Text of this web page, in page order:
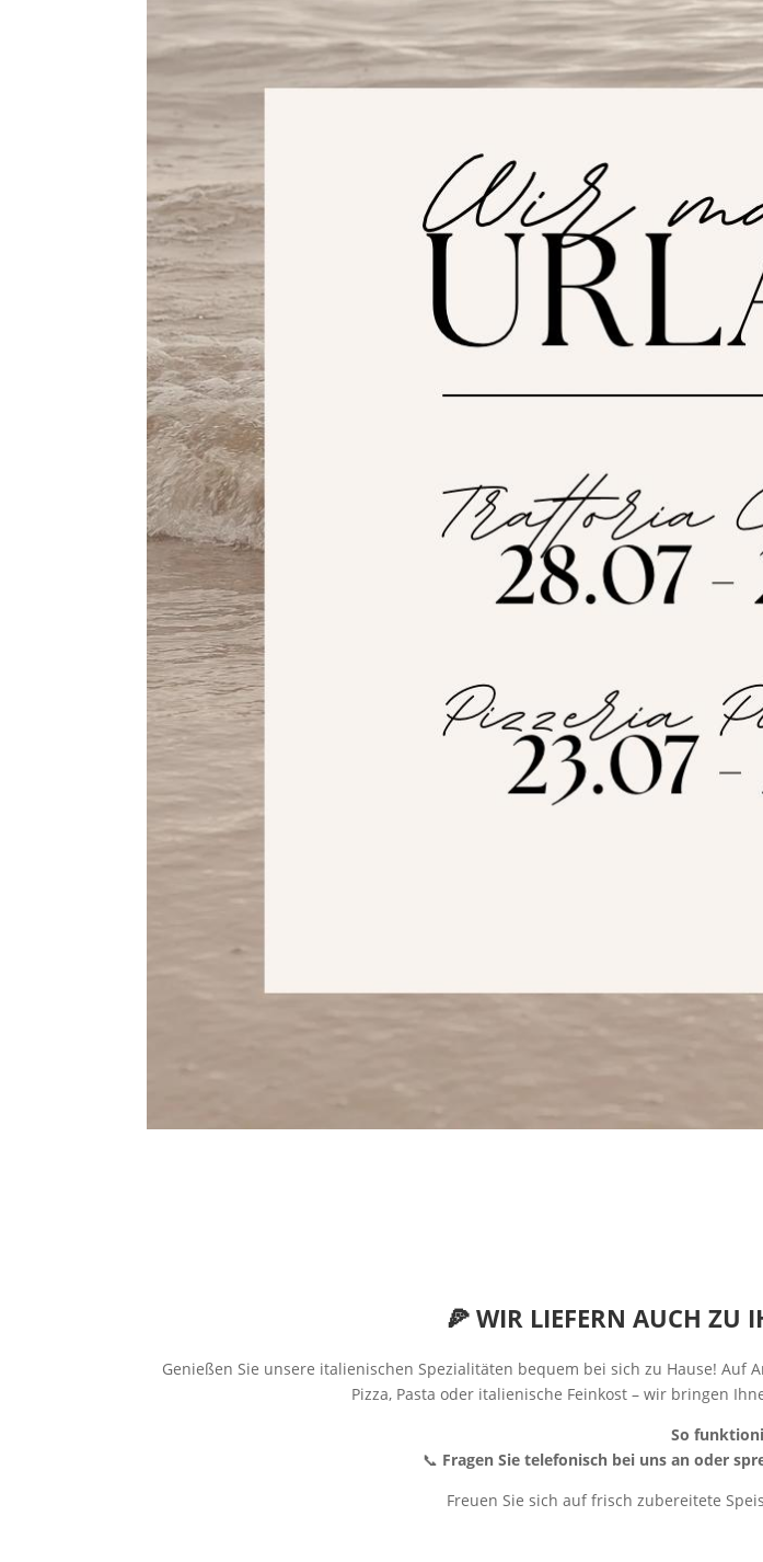
🍕 WIR LIEFERN AUCH ZU
Genießen Sie unsere italienischen Spezialitäten bequem bei sich zu Hause! Auf
Pizza, Pasta oder italienische Feinkost – wir bringen
So
📞 Fragen Sie telefonisch bei uns an oder
Freuen Sie sich auf frisch zubereitete